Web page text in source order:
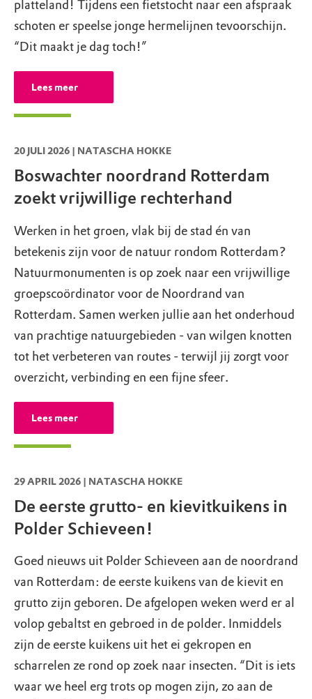
platteland! Tijdens een fietstocht naar een afspraak
schoten er speelse jonge hermelijnen tevoorschijn.
“Dit maakt je dag toch!”
Lees meer
20 JULI 2026 | NATASCHA HOKKE
Boswachter noordrand Rotterdam
zoekt vrijwillige rechterhand
Werken in het groen, vlak bij de stad én van
betekenis zijn voor de natuur rondom Rotterdam?
Natuurmonumenten is op zoek naar een vrijwillige
groepscoördinator voor de Noordrand van
Rotterdam. Samen werken jullie aan het onderhoud
van prachtige natuurgebieden - van wilgen knotten
tot het verbeteren van routes - terwijl jij zorgt voor
overzicht, verbinding en een fijne sfeer.
Lees meer
29 APRIL 2026 | NATASCHA HOKKE
De eerste grutto- en kievitkuikens in
Polder Schieveen!
Goed nieuws uit Polder Schieveen aan de noordrand
van Rotterdam: de eerste kuikens van de kievit en
grutto zijn geboren. De afgelopen weken werd er al
volop gebaltst en gebroed in de polder. Inmiddels
zijn de eerste kuikens uit het ei gekropen en
scharrelen ze rond op zoek naar insecten. “Dit is iets
waar we heel erg trots op mogen zijn, zo aan de